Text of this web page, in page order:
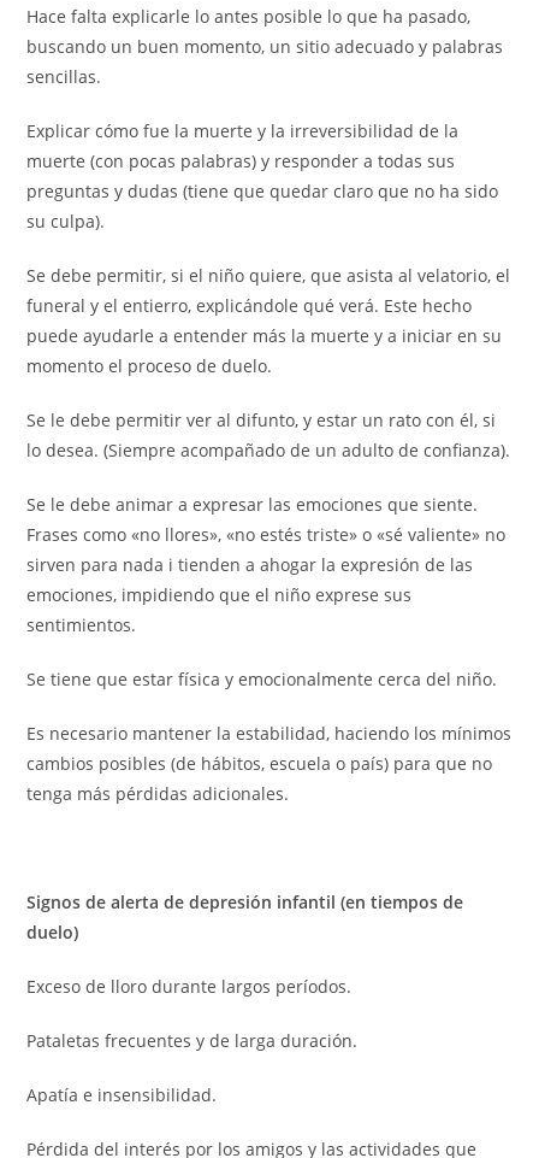
Hace falta explicarle lo antes posible lo que ha pasado,
buscando un buen momento, un sitio adecuado y palabras
sencillas.
Explicar cómo fue la muerte y la irreversibilidad de la
muerte (con pocas palabras) y responder a todas sus
preguntas y dudas (tiene que quedar claro que no ha sido
su culpa).
Se debe permitir, si el niño quiere, que asista al velatorio, el
funeral y el entierro, explicándole qué verá. Este hecho
puede ayudarle a entender más la muerte y a iniciar en su
momento el proceso de duelo.
Se le debe permitir ver al difunto, y estar un rato con él, si
lo desea. (Siempre acompañado de un adulto de confianza).
Se le debe animar a expresar las emociones que siente.
Frases como «no llores», «no estés triste» o «sé valiente» no
sirven para nada i tienden a ahogar la expresión de las
emociones, impidiendo que el niño exprese sus
sentimientos.
Se tiene que estar física y emocionalmente cerca del niño.
Es necesario mantener la estabilidad, haciendo los mínimos
cambios posibles (de hábitos, escuela o país) para que no
tenga más pérdidas adicionales.
Signos de alerta de depresión infantil (en tiempos de
duelo)
Exceso de lloro durante largos períodos.
Pataletas frecuentes y de larga duración.
Apatía e insensibilidad.
Pérdida del interés por los amigos y las actividades que